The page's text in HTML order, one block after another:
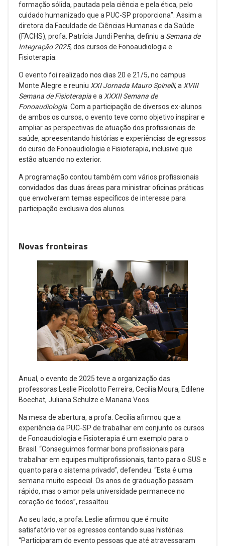
formação sólida, pautada pela ciência e pela ética, pelo
cuidado humanizado que a PUC-SP proporciona”. Assim a
diretora da Faculdade de Ciências Humanas e da Saúde
(FACHS), profa. Patrícia Jundi Penha, definiu a Semana de
Integração 2025, dos cursos de Fonoaudiologia e
Fisioterapia.
O evento foi realizado nos dias 20 e 21/5, no campus
Monte Alegre e reuniu XXI Jornada Mauro Spinelli, a XVIII
Semana de Fisioterapiae a XXXII Semana de
Fonoaudiologia . Com a participação de diversos ex-alunos
de ambos os cursos, o evento teve como objetivo inspirar e
ampliar as perspectivas de atuação dos profissionais de
saúde, apreesentando histórias e experiências de egressos
do curso de Fonoaudiologia e Fisioterapia, inclusive que
estão atuando no exterior.
A programação contou também com vários profissionais
convidados das duas áreas para ministrar oficinas práticas
que envolveram temas específicos de interesse para
participação exclusiva dos alunos.
Novas fronteiras
Anual, o evento de 2025 teve a organização das
professoras Leslie Picolotto Ferreira, Cecília Moura, Edilene
Boechat, Juliana Schulze e Mariana Voos.
Na mesa de abertura, a profa. Cecilia afirmou que a
experiência da PUC-SP de trabalhar em conjunto os cursos
de Fonoaudiologia e Fisioterapia é um exemplo para o
Brasil. “Conseguimos formar bons profissionais para
trabalhar em equipes multiprofissionais, tanto para o SUS e
quanto para o sistema privado”, defendeu. “Esta é uma
semana muito especial. Os anos de graduação passam
rápido, mas o amor pela universidade permanece no
coração de todos”, ressaltou.
Ao seu lado, a profa. Leslie afirmou que é muito
satisfatório ver os egressos contando suas histórias.
“Participaram do evento pessoas que até atravessaram